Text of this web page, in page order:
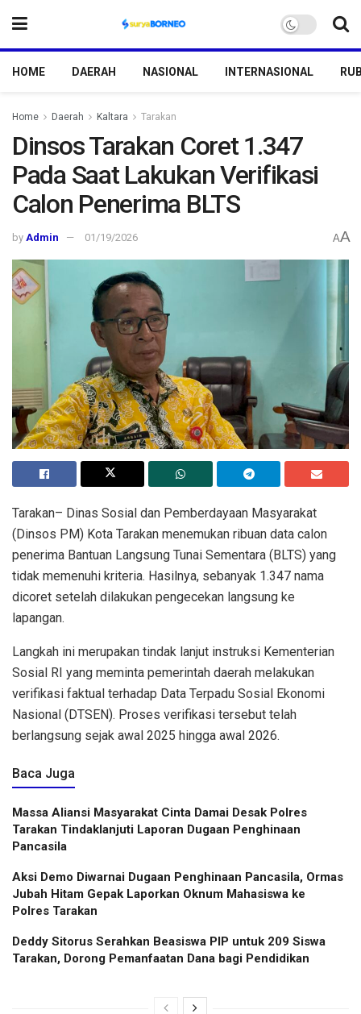
HOME DAERAH NASIONAL INTERNASIONAL
Home Daerah Kaltara Tarakan
Dinsos Tarakan Coret 1.347
Pada Saat Lakukan Verifikasi
Calon Penerima BLTS
by Admin 01/19/2026 AA
Tarakan– Dinas Sosial dan Pemberdayaan Masyarakat
(Dinsos PM) Kota Tarakan menemukan ribuan data calon
penerima Bantuan Langsung Tunai Sementara (BLTS) yang
tidak memenuhi kriteria. Hasilnya, sebanyak 1.347 nama
dicoret setelah dilakukan pengecekan langsung ke
lapangan.
Langkah ini merupakan tindak lanjut instruksi Kementerian
Sosial RI yang meminta pemerintah daerah melakukan
verifikasi faktual terhadap Data Terpadu Sosial Ekonomi
Nasional (DTSEN). Proses verifikasi tersebut telah
berlangsung sejak awal 2025 hingga awal 2026.
Baca Juga
Massa Aliansi Masyarakat Cinta Damai Desak Polres
Tarakan Tindaklanjuti Laporan Dugaan Penghinaan
Pancasila
Aksi Demo Diwarnai Dugaan Penghinaan Pancasila, Ormas
Jubah Hitam Gepak Laporkan Oknum Mahasiswa ke
Polres Tarakan
Deddy Sitorus Serahkan Beasiswa PIP untuk 209 Siswa
Tarakan, Dorong Pemanfaatan Dana bagi Pendidikan